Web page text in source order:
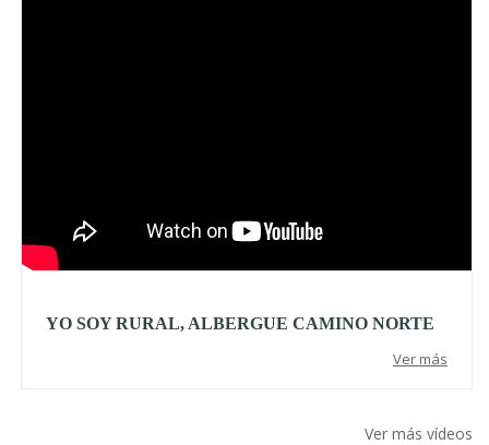
YO SOY RURAL, ALBERGUE CAMINO NORTE
Ver más
Ver más vídeos